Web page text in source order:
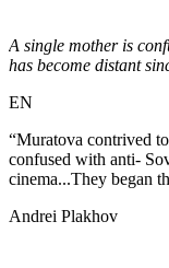
A single mother is
has become distant
EN
“Muratova contrived
confused with anti-
cinema...They began
Andrei Plakhov